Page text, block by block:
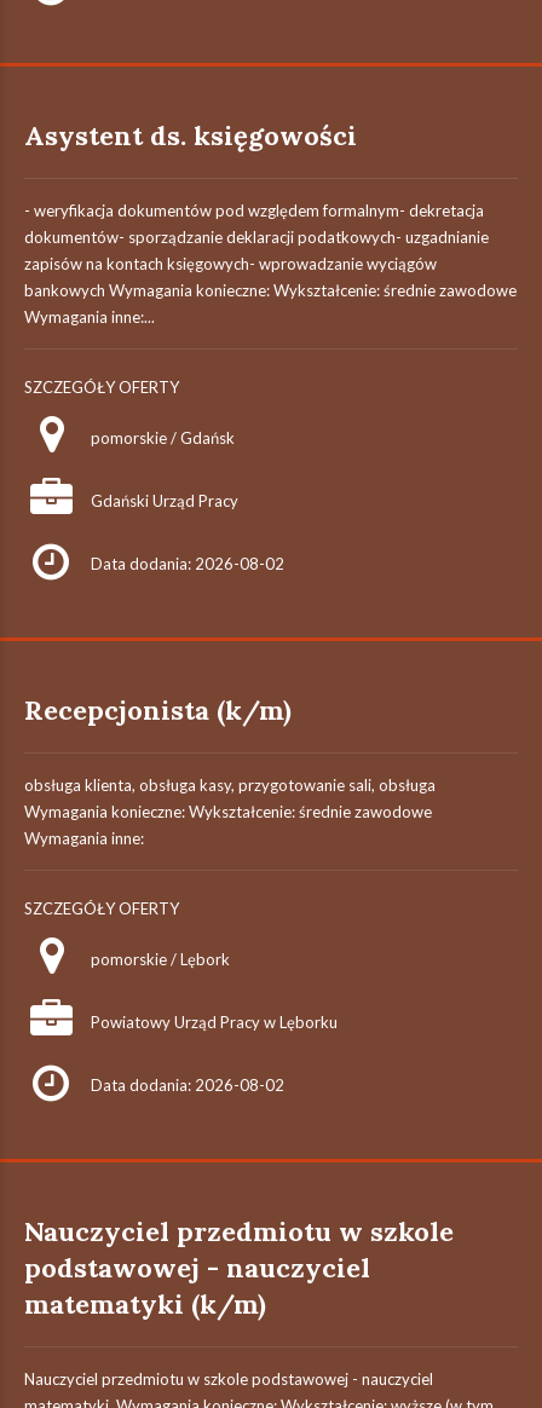
Asystent ds. księgowości
- weryfikacja dokumentów pod względem formalnym- dekretacja
dokumentów- sporządzanie deklaracji podatkowych- uzgadnianie
zapisów na kontach księgowych- wprowadzanie wyciągów
bankowych Wymagania konieczne: Wykształcenie: średnie zawodowe
Wymagania inne:...
SZCZEGÓŁY OFERTY
pomorskie / Gdańsk
Gdański Urząd Pracy
Data dodania: 2026-08-02
Recepcjonista (k/m)
obsługa klienta, obsługa kasy, przygotowanie sali, obsługa
Wymagania konieczne: Wykształcenie: średnie zawodowe
Wymagania inne:
SZCZEGÓŁY OFERTY
pomorskie / Lębork
Powiatowy Urząd Pracy w Lęborku
Data dodania: 2026-08-02
Nauczyciel przedmiotu w szkole
podstawowej - nauczyciel
matematyki (k/m)
Nauczyciel przedmiotu w szkole podstawowej - nauczyciel